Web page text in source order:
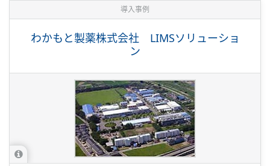
導入事例
わかもと製薬株式会社 LIMSソリューショ
ン